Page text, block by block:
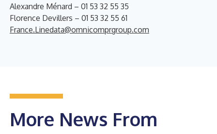
Alexandre Ménard – 01 53 32 55 35
Florence Devillers – 01 53 32 55 61
France.Linedata@omnicomprgroup.com
More News From